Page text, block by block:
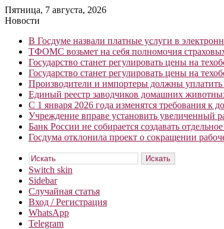
Пятница, 7 августа, 2026
Новости
В Госдуме назвали платные услуги в
ТФОМС возьмет на себя полномочия
Государство станет регулировать цены на
Государство станет регулировать цены на
Производители и импортеры должны
Единый реестр заводчиков домашних
С 1 января 2026 года изменятся требования
Учреждение вправе установить увеличенный
Банк России не собирается создавать
Госдума отклонила проект о сокращении
Искать
Switch skin
Sidebar
Случайная статья
Вход / Регистрация
WhatsApp
Telegram